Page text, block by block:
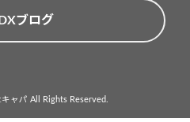
ブログ
ャパ All Rights Reserved.